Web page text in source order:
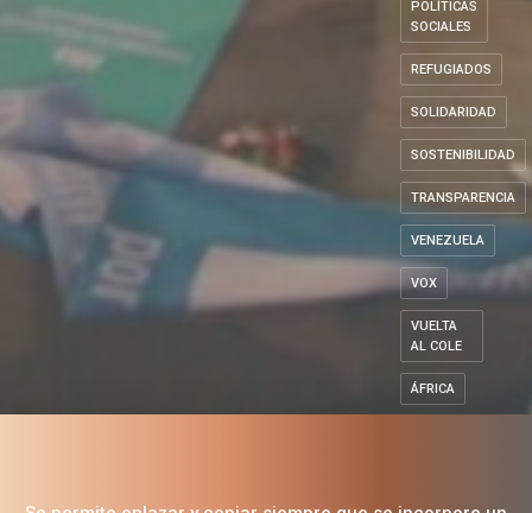
POLÍTICAS
SOCIALES
REFUGIADOS
SOLIDARIDAD
SOSTENIBILIDAD
TRANSPARENCIA
VENEZUELA
VOX
VUELTA
AL COLE
ÁFRICA